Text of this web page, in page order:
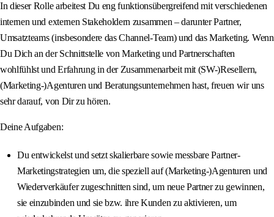
In dieser Rolle arbeitest Du eng funktionsübergreifend mit verschiedenen
internen und externen Stakeholdern zusammen – darunter Partner,
Umsatzteams (insbesondere das Channel-Team) und das Marketing. Wenn
Du Dich an der Schnittstelle von Marketing und Partnerschaften
wohlfühlst und Erfahrung in der Zusammenarbeit mit (SW-)Resellern,
(Marketing-)Agenturen und Beratungsunternehmen hast, freuen wir uns
sehr darauf, von Dir zu hören.
Deine Aufgaben:
Du entwickelst und setzt skalierbare sowie messbare Partner-
Marketingstrategien um, die speziell auf (Marketing-)Agenturen und
Wiederverkäufer zugeschnitten sind, um neue Partner zu gewinnen,
sie einzubinden und sie bzw. ihre Kunden zu aktivieren, um